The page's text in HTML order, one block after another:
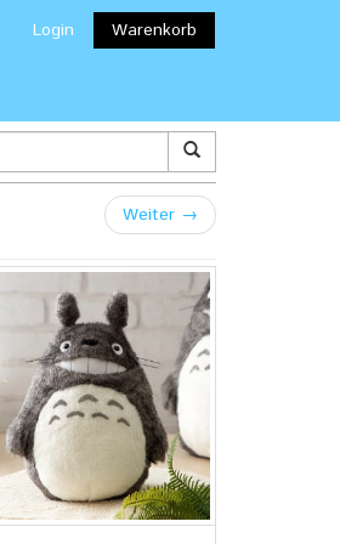
Login Warenkorb
Weiter →